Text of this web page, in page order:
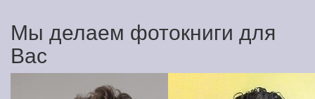
Мы делаем фотокниги для
Вас